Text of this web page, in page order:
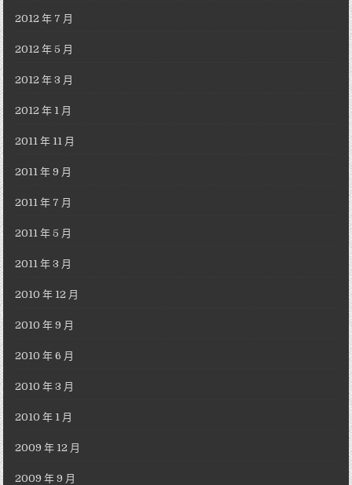
2012 年 7 月
2012 年 5 月
2012 年 3 月
2012 年 1 月
2011 年 11 月
2011 年 9 月
2011 年 7 月
2011 年 5 月
2011 年 3 月
2010 年 12 月
2010 年 9 月
2010 年 6 月
2010 年 3 月
2010 年 1 月
2009 年 12 月
2009 年 9 月